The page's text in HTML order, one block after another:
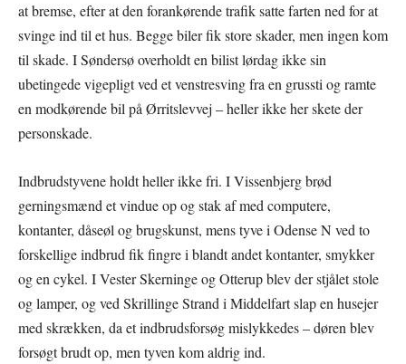
at bremse, efter at den forankørende trafik satte farten ned for at
svinge ind til et hus. Begge biler fik store skader, men ingen kom
til skade. I Søndersø overholdt en bilist lørdag ikke sin
ubetingede vigepligt ved et venstresving fra en grussti og ramte
en modkørende bil på Ørritslevvej – heller ikke her skete der
personskade.
Indbrudstyvene holdt heller ikke fri. I Vissenbjerg brød
gerningsmænd et vindue op og stak af med computere,
kontanter, dåseøl og brugskunst, mens tyve i Odense N ved to
forskellige indbrud fik fingre i blandt andet kontanter, smykker
og en cykel. I Vester Skerninge og Otterup blev der stjålet stole
og lamper, og ved Skrillinge Strand i Middelfart slap en husejer
med skrækken, da et indbrudsforsøg mislykkedes – døren blev
forsøgt brudt op, men tyven kom aldrig ind.